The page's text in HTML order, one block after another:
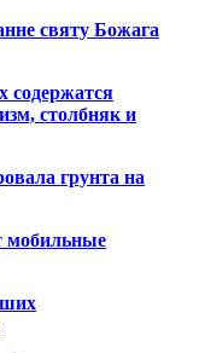
святу Божага
содержатся
столбняк и
грунта на
мобильные